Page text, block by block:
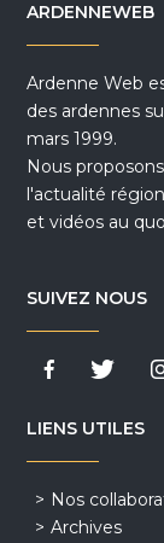
ARDENNEWEB
Ardenne Web
des ardennes
mars 1999.
Nous
l'actualité
et vidéos au
SUIVEZ NOUS
LIENS UTILES
Nos
Archives